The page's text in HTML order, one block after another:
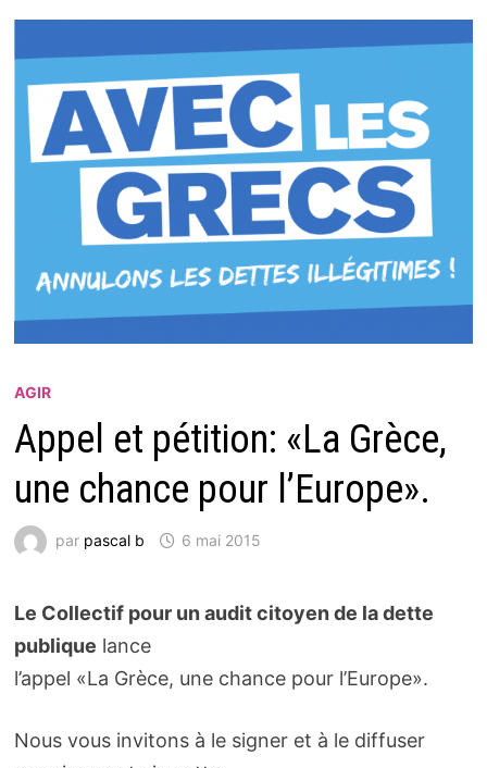
AGIR
Appel et pétition: «La Grèce,
une chance pour l’Europe».
par pascal b 6 mai 2015
Le Collectif pour un audit citoyen de la dette
publique lance
l’appel «La Grèce, une chance pour l’Europe».
Nous vous invitons à le signer et à le diffuser